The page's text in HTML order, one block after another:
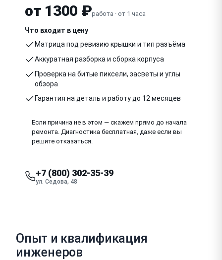
от 1300 ₽работа · от 1 часа
Что входит в цену
Матрица под ревизию крышки и тип разъёма
Аккуратная разборка и сборка корпуса
Проверка на битые пиксели, засветы и углы
обзора
Гарантия на деталь и работу до 12 месяцев
Если причина не в этом — скажем прямо до начала
ремонта. Диагностика бесплатная, даже если вы
решите отказаться.
+7 (800) 302-35-39
ул. Седова, 48
Опыт и квалификация
инженеров